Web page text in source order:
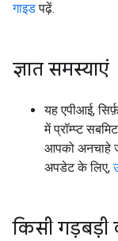
गाइडपढ़ें.
ज्ञात समस्याएं
यह एपीआई,
में प्रॉम्प्ट
आपको अनचाहे
अपडेट के लिए,
किसी